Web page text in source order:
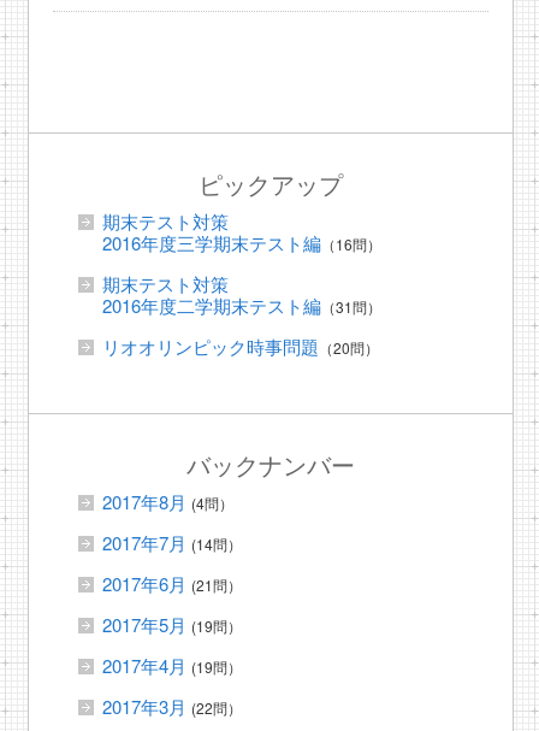
ピックアップ
期末テスト対策
2016年度三学期末テスト編（16問）
期末テスト対策
2016年度二学期末テスト編（31問）
リオオリンピック時事問題 （20問）
バックナンバー
2017年8月 (4問）
2017年7月 (14問）
2017年6月 (21問）
2017年5月 (19問）
2017年4月 (19問）
2017年3月 (22問）